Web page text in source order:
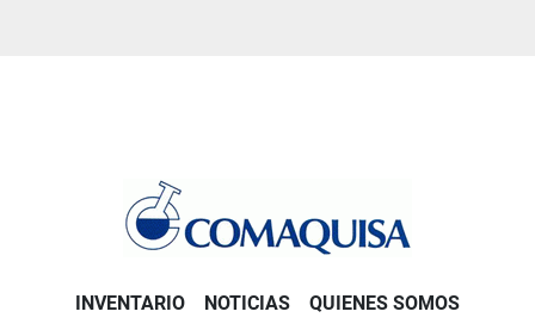
INVENTARIO NOTICIAS QUIENES SOMOS